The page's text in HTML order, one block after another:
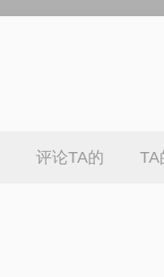
评论TA的 TA